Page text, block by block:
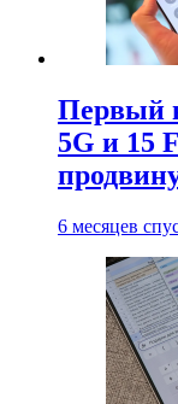
Первый
5G и 15
6 месяцев